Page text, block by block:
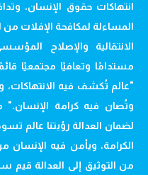
انتهاكات حقوق الإنسان،
المساءلة لمكافحة الإفلات من
الانتقالية والإصلاح
مستدامًا وتعافيًا مجتمعيًا
"عالم تُكشف فيه الانتهاكات،
وتُصان فيه كرامة الإنسان."
لضمان العدالة رؤيتنا عالم
الكرامة، ويأمن فيه الإنسان